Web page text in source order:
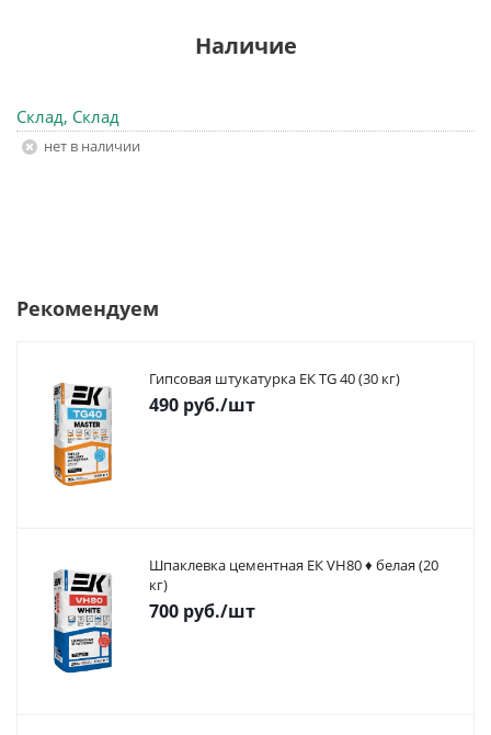
Наличие
Склад, Склад
Нет в наличии
Рекомендуем
Гипсовая штукатурка ЕК TG 40 (30 кг)
490 руб./шт
Шпаклевка цементная ЕК VH80 ♦ белая (20
кг)
700 руб./шт